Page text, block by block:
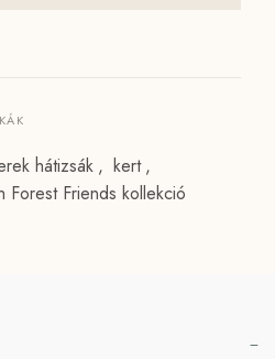
hátizsák , kert ,
Forest Friends kollekció